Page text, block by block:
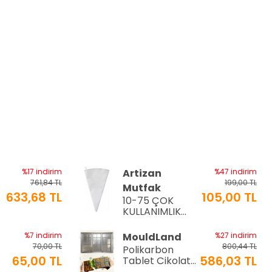
%17 indirim
761,84 TL
633,68 TL
Artizan
Mutfak
10-75 ÇOK
KULLANIMLIK
TORBASI
%47 indirim
199,00 TL
105,00 TL
%7 indirim
70,00 TL
65,00 TL
MouldLand
Polikarbon
Tablet Çikolata
%27 indirim
800,44 TL
586,03 TL